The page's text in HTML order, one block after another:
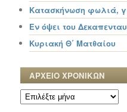
Κατασκήνωση φωλιά,
Εν όψει του
Κυριακή Θ΄ Ματθαίου
ΑΡΧΕΙΟ ΧΡΟΝΙΚΩΝ
ΑΡΧΕΙΟ
ΧΡΟΝΙΚΩΝ